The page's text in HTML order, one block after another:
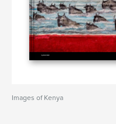
Images of Kenya